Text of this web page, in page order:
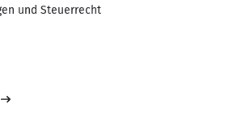
und Steuerrecht